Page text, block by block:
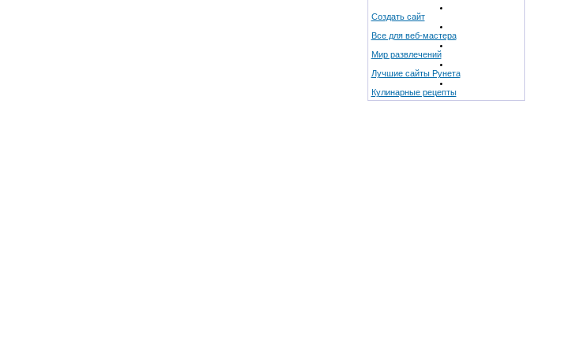
Создать сайт
Все для веб-мастера
Мир развлечений
Лучшие сайты Рунета
Кулинарные рецепты